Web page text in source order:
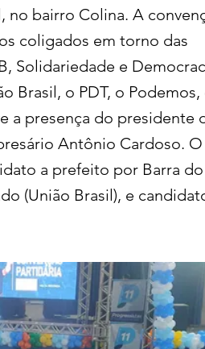
no bairro Colina. A
coligados em torno das
Solidariedade e
Brasil, o PDT, o Podemos,
a presença do presidente
Antônio Cardoso. O
a prefeito por Barra do
(União Brasil), e